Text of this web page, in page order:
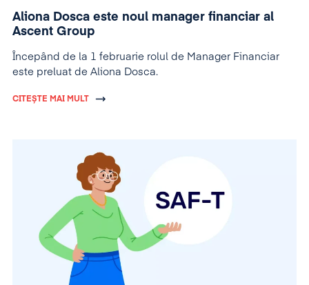
Aliona Dosca este noul manager financiar al
Ascent Group
Începând de la 1 februarie rolul de Manager Financiar
este preluat de Aliona Dosca.
CITEȘTE MAI MULT